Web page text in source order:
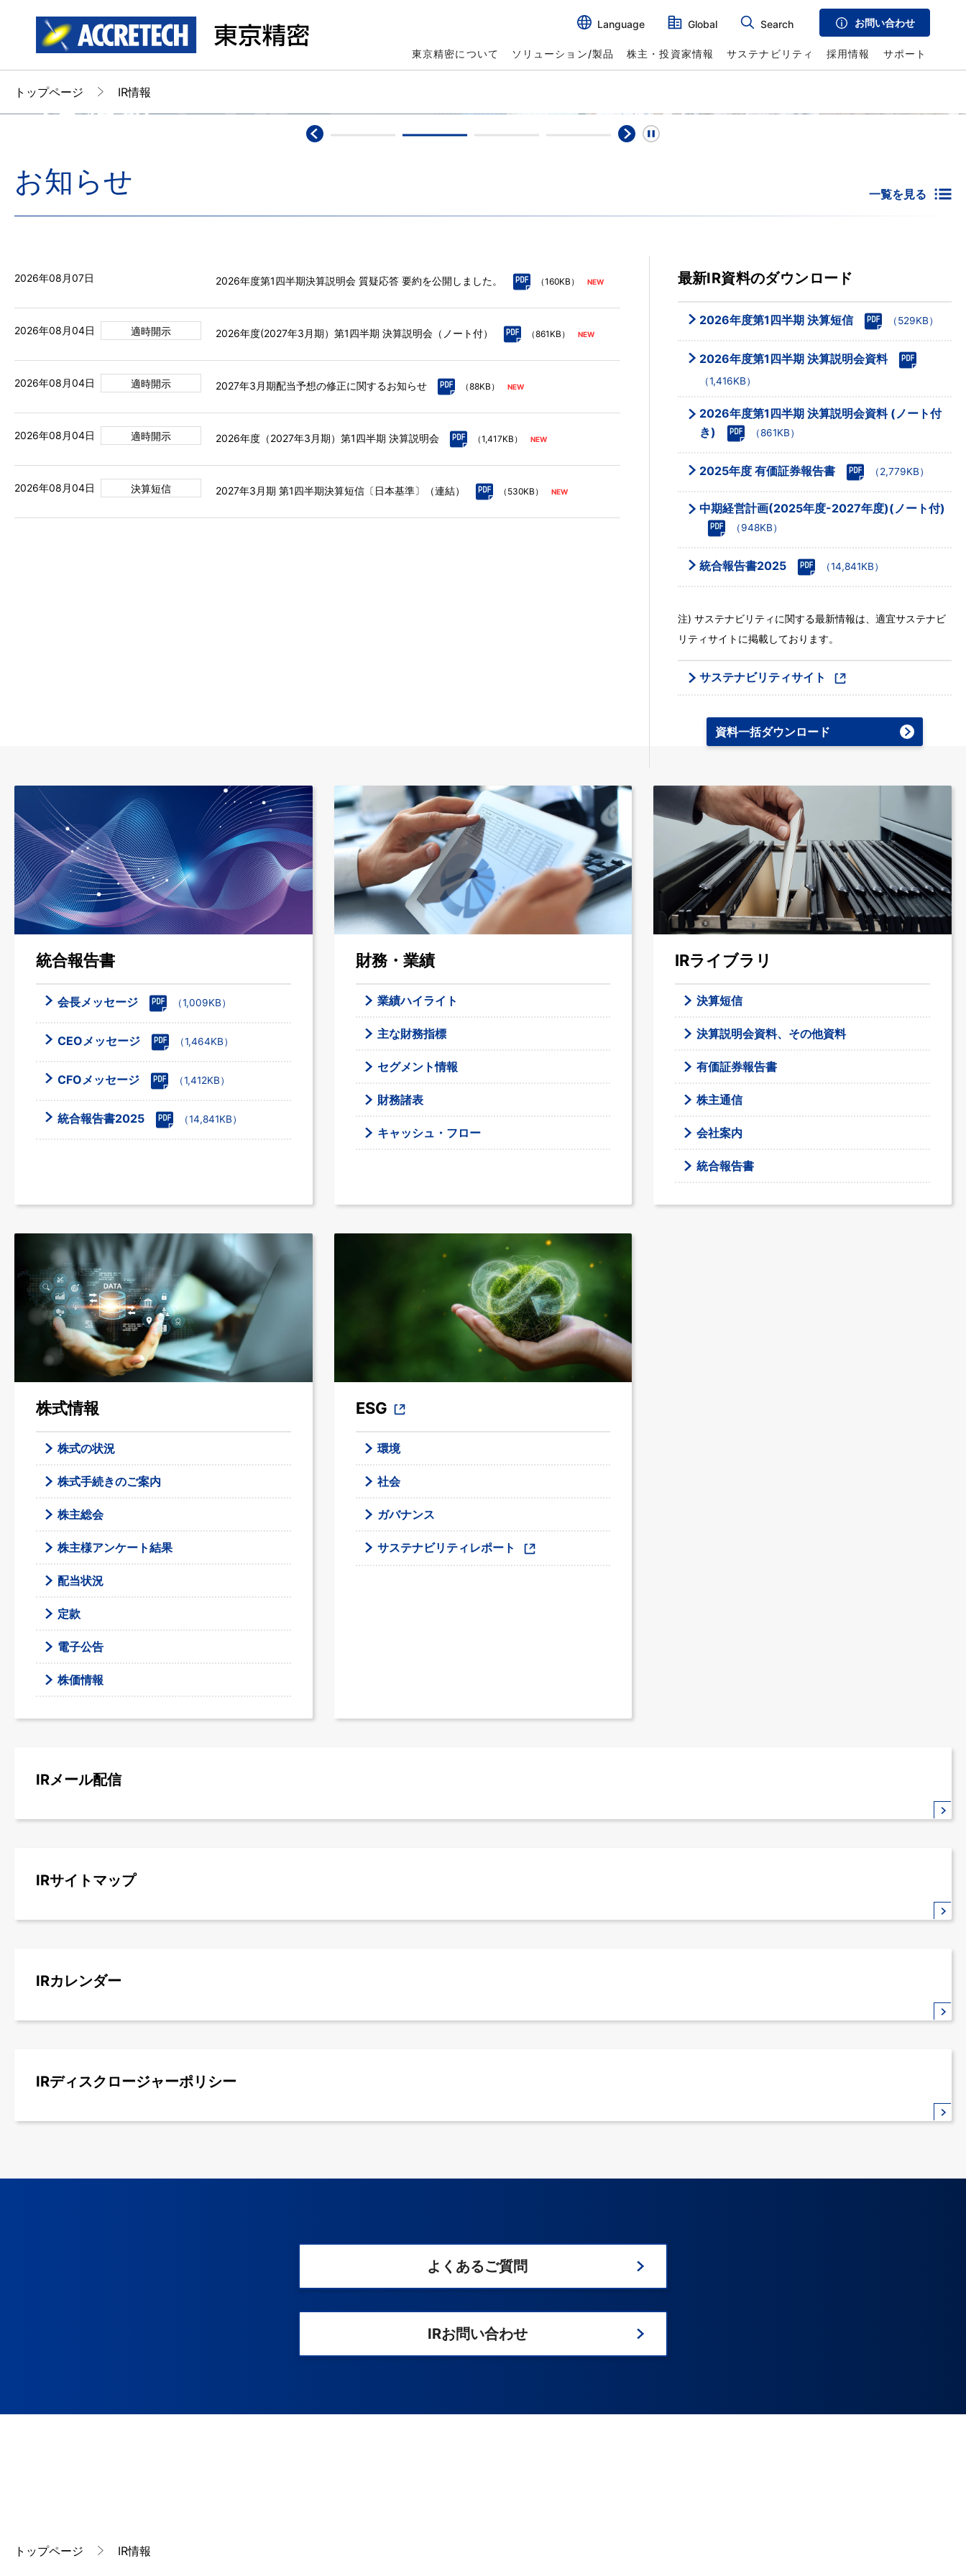
Language Global Search お問い合わせ
東京精密について ソリューション/製品 株主・投資家情報 サステナビリティ 採用情報 サポート
トップページ IR情報
お知らせ 一覧を見る
2026年08月07日 2026年度第1四半期決算説明会 質疑応答 要約を公開しました。 （160KB）
2026年08月04日 適時開示 2026年度(2027年3月期）第1四半期 決算説明会（ノート付） （861KB）
2026年08月04日 適時開示 2027年3月期配当予想の修正に関するお知らせ （88KB）
2026年08月04日 適時開示 2026年度（2027年3月期）第1四半期 決算説明会 （1,417KB）
2026年08月04日 決算短信 2027年3月期 第1四半期決算短信〔日本基準〕（連結） （530KB）
最新IR資料のダウンロード
2026年度第1四半期 決算短信 （529KB）
2026年度第1四半期 決算説明会資料
（1,416KB）
2026年度第1四半期 決算説明会資料 (ノート付
き)
（861KB）
2025年度 有価証券報告書 （2,779KB）
中期経営計画(2025年度-2027年度)(ノート付)
（948KB）
統合報告書2025 （14,841KB）
注) サステナビリティに関する最新情報は、適宜サステナビ
リティサイトに掲載しております。
サステナビリティサイト
資料一括ダウンロード
統合報告書
会長メッセージ （1,009KB）
CEOメッセージ （1,464KB）
CFOメッセージ （1,412KB）
統合報告書2025 （14,841KB）
財務・業績
業績ハイライト
主な財務指標
セグメント情報
財務諸表
キャッシュ・フロー
IRライブラリ
決算短信
決算説明会資料、その他資料
有価証券報告書
株主通信
会社案内
統合報告書
株式情報
株式の状況
株式手続きのご案内
株主総会
株主様アンケート結果
配当状況
定款
電子公告
株価情報
ESG
環境
社会
ガバナンス
サステナビリティレポート
IRメール配信
IRサイトマップ
IRカレンダー
IRディスクロージャーポリシー
よくあるご質問
IRお問い合わせ
トップページ IR情報